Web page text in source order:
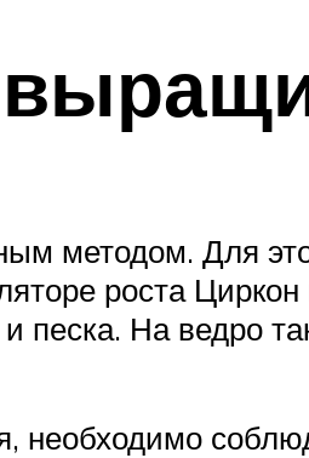
методом. Для
роста
песка. На ведро
необходимо